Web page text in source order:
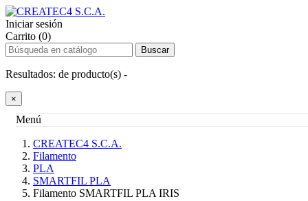
Iniciar sesión
Carrito (0)
Buscar
Resultados: de producto(s) -
×
Menú
CREATEC4 S.C.A.
Filamento
PLA
SMARTFIL PLA
Filamento SMARTFIL PLA IRIS